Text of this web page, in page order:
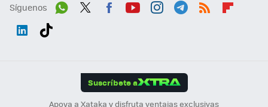
Síguenos
Suscríbete a
Apoya a Xataka y disfruta ventajas exclusivas